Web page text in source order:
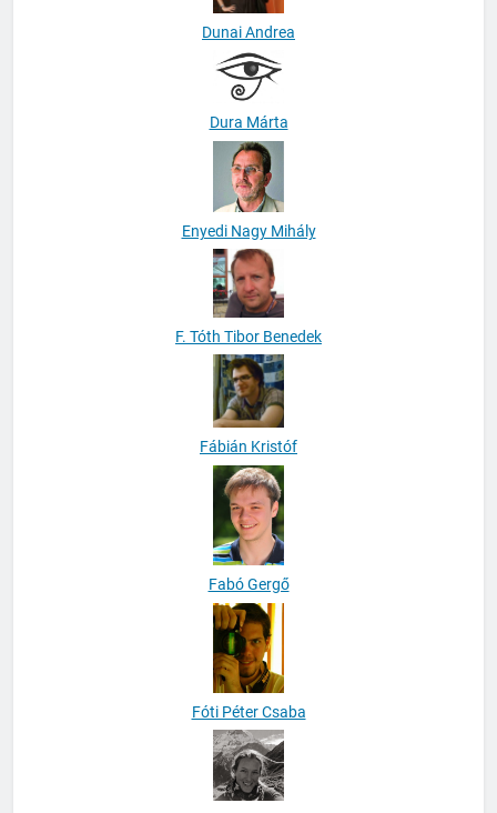
Dunai Andrea
Dura Márta
Enyedi Nagy Mihály
F. Tóth Tibor Benedek
Fábián Kristóf
Fabó Gergő
Fóti Péter Csaba